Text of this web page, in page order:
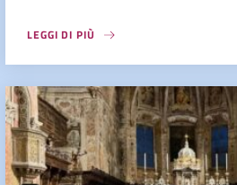
LEGGI DI PIÙ